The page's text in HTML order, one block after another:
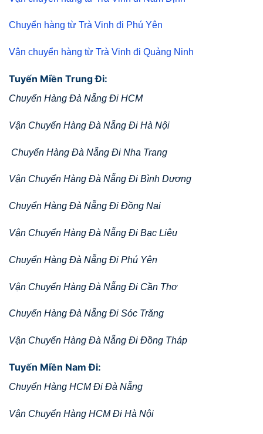
Chuyển hàng từ Trà Vinh đi Phú Yên
Vận chuyển hàng từ Trà Vinh đi Quảng Ninh
Tuyến Miền Trung Đi:
Chuyển Hàng Đà Nẵng Đi HCM
Vận Chuyển Hàng Đà Nẵng Đi Hà Nội
Chuyển Hàng Đà Nẵng Đi Nha Trang
Vận Chuyển Hàng Đà Nẵng Đi Bình Dương
Chuyển Hàng Đà Nẵng Đi Đồng Nai
Vận Chuyển Hàng Đà Nẵng Đi Bạc Liêu
Chuyển Hàng Đà Nẵng Đi Phú Yên
Vận Chuyển Hàng Đà Nẵng Đi Cần Thơ
Chuyển Hàng Đà Nẵng Đi Sóc Trăng
Vận Chuyển Hàng Đà Nẵng Đi Đồng Tháp
Tuyến Miền Nam Đi:
Chuyển Hàng HCM Đi Đà Nẵng
Vận Chuyển Hàng HCM Đi Hà Nội